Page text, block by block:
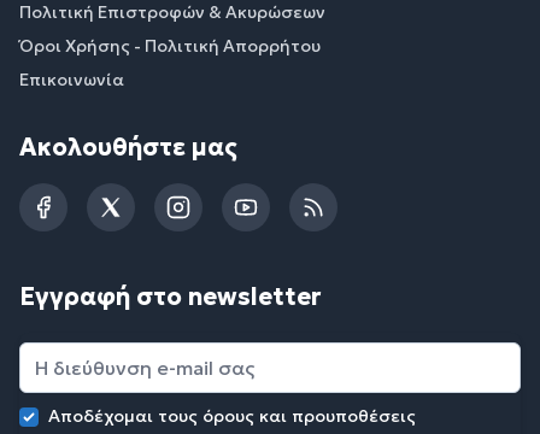
Πολιτική Επιστροφών & Ακυρώσεων
Όροι Χρήσης - Πολιτική Απορρήτου
Επικοινωνία
Ακολουθήστε μας
FacebookTwitterInstagramYouTubeRSS
Εγγραφή στο newsletter
Αποδέχομαι τους όρους και προυποθέσεις